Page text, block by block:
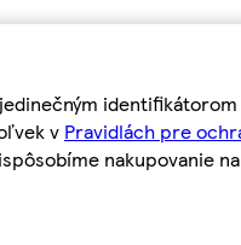
v Pravidlách pre
nakupovanie